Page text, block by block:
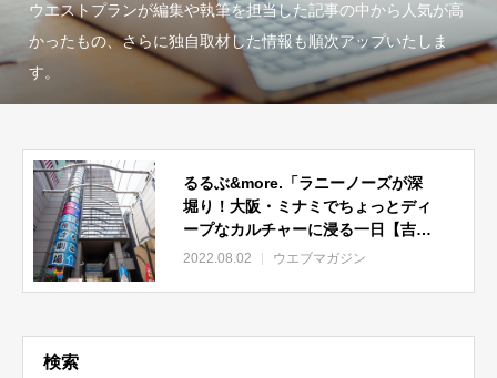
ウエストプランが編集や執筆を担当した記事の中から人気が高
かったもの、さらに独自取材した情報も順次アップいたしま
す。
るるぶ&more.「ラニーノーズが深
堀り！大阪・ミナミでちょっとディ
ープなカルチャーに浸る一日【吉本
芸人連載vol.5】」取材記事公開
2022.08.02 ウエブマガジン
検索